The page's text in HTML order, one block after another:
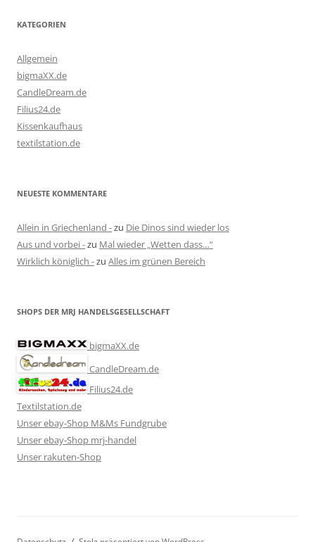
KATEGORIEN
Allgemein
bigmaXX.de
CandleDream.de
Filius24.de
Kissenkaufhaus
textilstation.de
NEUESTE KOMMENTARE
Allein in Griechenland -zu Die Dinos sind wieder los
Aus und vorbei -zu Mal wieder „Wetten dass…“
Wirklich königlich -zu Alles im grünen Bereich
SHOPS DER MRJ HANDELSGESELLSCHAFT
bigmaXX.de
CandleDream.de
Filius24.de
Textilstation.de
Unser ebay-Shop M&Ms Fundgrube
Unser ebay-Shop mrj-handel
Unser rakuten-Shop